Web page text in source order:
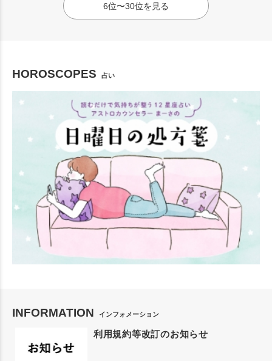
6位〜30位を見る
HOROSCOPES 占い
INFORMATION インフォメーション
利用規約等改訂のお知らせ